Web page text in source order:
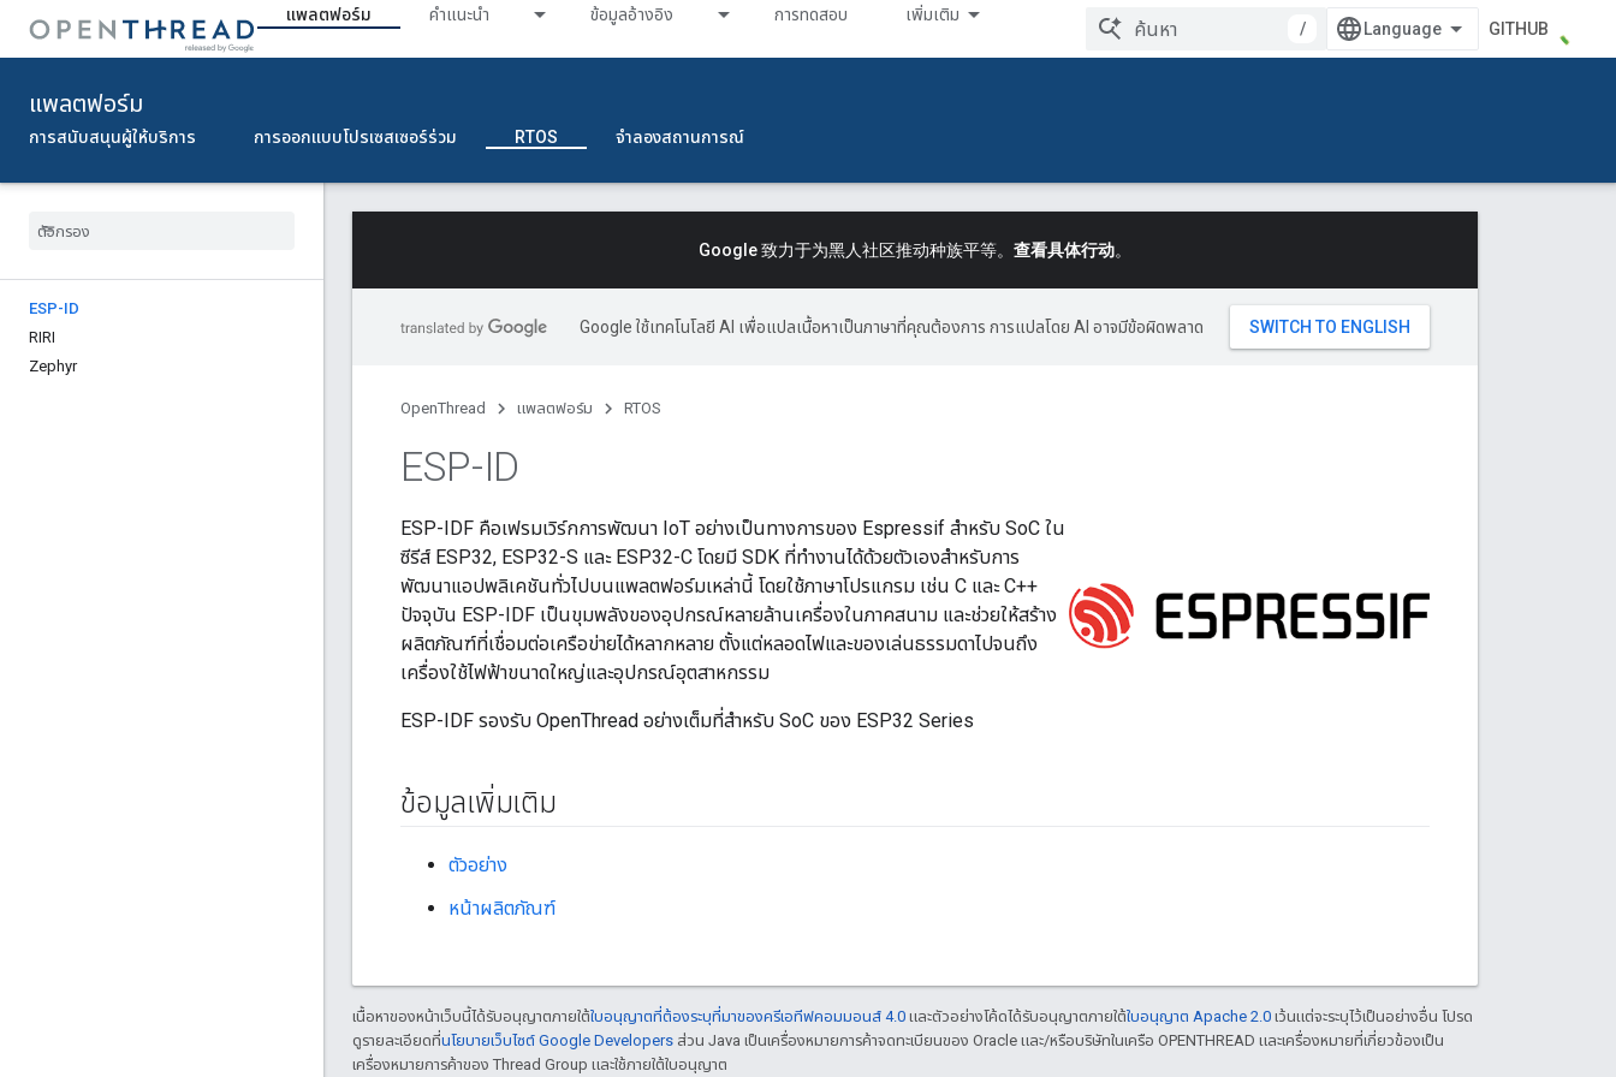
แพลตฟอร์ม คำแนะนำ ข้อมูลอ้างอิง การทดสอบ เพิ่มเติม
/ GITHUB
แพลตฟอร์ม
การสนับสนุนผู้ให้บริการ การออกแบบโปรเซสเซอร์ร่วม RTOS จำลองสถานการณ์
ESP-ID
RIRI
Zephyr
Google 致力于为黑人社区推动种族平等。 查看具体行动。
Google ใช้เทคโนโลยี AI เพื่อแปลเนื้อหาเป็นภาษาที่คุณต้องการ การแปลโดย AI อาจมีข้อผิดพลาด
OpenThread แพลตฟอร์ม RTOS
ESP-ID
ESP-IDF คือเฟรมเวิร์กการพัฒนา IoT อย่างเป็นทางการของ Espressif สำหรับ SoC ใน
ซีรีส์ ESP32, ESP32-S และ ESP32-C โดยมี SDK ที่ทำงานได้ด้วยตัวเองสำหรับการ
พัฒนาแอปพลิเคชันทั่วไปบนแพลตฟอร์มเหล่านี้ โดยใช้ภาษาโปรแกรม เช่น C และ C++
ปัจจุบัน ESP-IDF เป็นขุมพลังของอุปกรณ์หลายล้านเครื่องในภาคสนาม และช่วยให้สร้าง
ผลิตภัณฑ์ที่เชื่อมต่อเครือข่ายได้หลากหลาย ตั้งแต่หลอดไฟและของเล่นธรรมดาไปจนถึง
เครื่องใช้ไฟฟ้าขนาดใหญ่และอุปกรณ์อุตสาหกรรม
ESP-IDF รองรับ OpenThread อย่างเต็มที่สำหรับ SoC ของ ESP32 Series
ข้อมูลเพิ่มเติม
ตัวอย่าง
หน้าผลิตภัณฑ์
เนื้อหาของหน้าเว็บนี้ได้รับอนุญาตภายใต้ใบอนุญาตที่ต้องระบุที่มาของครีเอทีฟคอมมอนส์ 4.0 และตัวอย่างโค้ดได้รับอนุญาตภายใต้ใบอนุญาต Apache 2.0 เว้นแต่จะระบุไว้เป็นอย่างอื่น โปรด
ดูรายละเอียดที่นโยบายเว็บไซต์ Google Developers ส่วน Java เป็นเครื่องหมายการค้าจดทะเบียนของ Oracle และ/หรือบริษัทในเครือ OPENTHREAD และเครื่องหมายที่เกี่ยวข้องเป็น
เครื่องหมายการค้าของ Thread Group และใช้ภายใต้ใบอนุญาต